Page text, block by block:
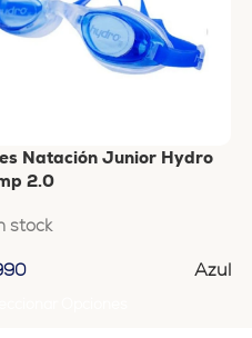
Natación Junior Hydro
2.0
stock
Azul